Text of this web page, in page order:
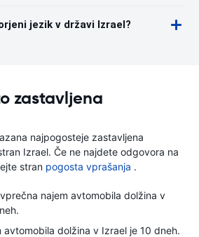
jezik v državi Izrael?
zastavljena
najpogosteje zastavljena
Izrael. Če ne najdete odgovora na
stran pogosta vprašanja .
najem avtomobila dolžina v
avtomobila dolžina v Izrael je 10 dneh.